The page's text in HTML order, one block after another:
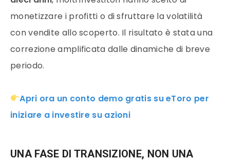
monetizzare i profitti o di sfruttare la volatilità
con vendite allo scoperto. Il risultato è stata una
correzione amplificata dalle dinamiche di breve
periodo.
Apri ora un conto demo gratis su eToro per
iniziare a investire su azioni
UNA FASE DI TRANSIZIONE, NON UNA